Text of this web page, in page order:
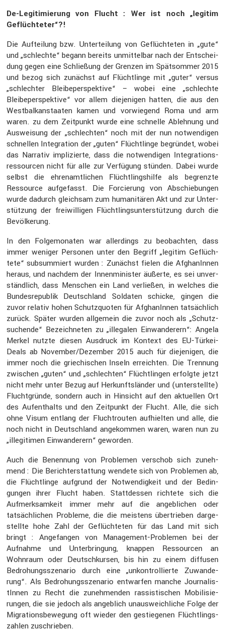
De-Legiti­mie­rung von Flucht : Wer ist noch „legitim
Geflüch­teter“?!
Die Auftei­lung bzw. Unter­tei­lung von Geflüch­teten in „gute“
und „schlechte“ begann bereits unmit­telbar nach der Entschei­
dung gegen eine Schlie­ßung der Grenzen im Spätsommer 2015
und bezog sich zunächst auf Flücht­linge mit „guter“ versus
„schlechter Bleibe­per­spek­tive“ – wobei eine „schlechte
Bleibe­per­spek­tive“ vor allem dieje­nigen hatten, die aus den
Westbal­kan­staaten kamen und vorwie­gend Roma und arm
waren. zu dem Zeitpunkt wurde eine schnelle Ableh­nung und
Auswei­sung der „schlechten“ noch mit der nun notwen­digen
schnellen Integra­tion der „guten“ Flücht­linge begründet, wobei
das Narrativ impli­zierte, dass die notwen­digen Integra­ti­ons­
res­sourcen nicht für alle zur Verfü­gung stünden. Dabei wurde
selbst die ehren­amt­li­chen Flücht­lings­hilfe als begrenzte
Ressource aufge­fasst. Die Forcie­rung von Abschie­bungen
wurde dadurch gleichsam zum humani­tären Akt und zur Unter­
stüt­zung der freiwil­ligen Flücht­lings­un­ter­stüt­zung durch die
Bevöl­ke­rung.
In den Folge­mo­naten war aller­dings zu beobachten, dass
immer weniger Personen unter den Begriff „legitim Geflüch­
tete“ subsum­miert wurden : Zunächst fielen die Afgha­nInnen
heraus, und nachdem der Innen­mi­nister äußerte, es sei unver­
ständ­lich, dass Menschen ein Land verließen, in welches die
Bundes­re­pu­blik Deutsch­land Soldaten schicke, gingen die
zuvor relativ hohen Schutz­quoten für Afgha­nInnen tatsäch­lich
zurück. Später wurden allge­mein die zuvor noch als „Schutz­
su­chende“ Bezeich­neten zu „illegalen Einwan­de­rern“: Angela
Merkel nutzte diesen Ausdruck im Kontext des EU-Türkei-
Deals ab November/Dezember 2015 auch für dieje­nigen, die
immer noch die griechi­schen Inseln erreichten. Die Trennung
zwischen „guten“ und „schlechten“ Flücht­lingen erfolgte jetzt
nicht mehr unter Bezug auf Herkunfts­länder und (unter­stellte)
Flucht­gründe, sondern auch in Hinsicht auf den aktuellen Ort
des Aufent­halts und den Zeitpunkt der Flucht. Alle, die sich
ohne Visum entlang der Flucht­routen aufhielten und alle, die
noch nicht in Deutsch­land angekommen waren, waren nun zu
„illegi­timen Einwan­de­rern“ geworden.
Auch die Benen­nung von Problemen verschob sich zuneh­
mend : Die Bericht­erstat­tung wendete sich von Problemen ab,
die Flücht­linge aufgrund der Notwen­dig­keit und der Bedin­
gungen ihrer Flucht haben. Statt­dessen richtete sich die
Aufmerk­sam­keit immer mehr auf die angeb­li­chen oder
tatsäch­li­chen Probleme, die die meistens übertrieben darge­
stellte hohe Zahl der Geflüch­teten für das Land mit sich
bringt : Angefangen von Manage­ment-Problemen bei der
Aufnahme und Unter­brin­gung, knappen Ressourcen an
Wohnraum oder Deutsch­kursen, bis hin zu einem diffusen
Bedro­hungs­sze­nario durch eine „unkon­trol­lierte Zuwan­de­
rung“. Als Bedro­hungs­sze­nario entwarfen manche Journa­lis­
tInnen zu Recht die zuneh­menden rassis­ti­schen Mobili­sie­
rungen, die sie jedoch als angeb­lich unaus­weich­liche Folge der
Migra­ti­ons­be­we­gung oft wieder den gestie­genen Flücht­lings­
zahlen zuschrieben.